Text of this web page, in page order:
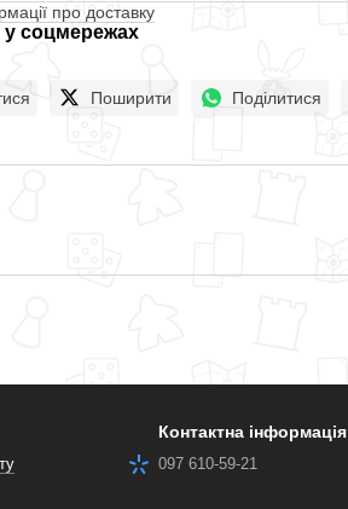
про доставку
соцмережах
Поширити Поділитися
Контактна інформація
097 610-59-21